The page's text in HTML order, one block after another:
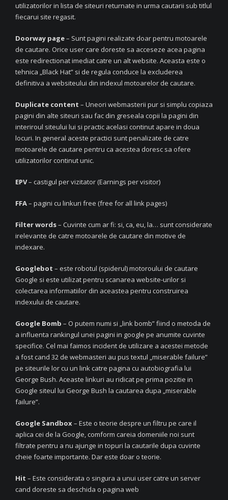
utilizatorilor in lista de siteuri returnate in urma cautarii sub titlul
fiecarui site regasit.
Doorway page– Sunt pagini realizate doar pentru motoarele
de cautare. Orice user care doreste sa acceseze acea pagina
este redirectionat imediat catre un alt website. Aceasta este o
tehnica „Black Hat” si de regula conduce la excluderea
definitiva a websiteului din indexul motoarelor de cautare.
Duplicate content – Uneori webmasterii pur si simplu copiaza
pagini din alte siteuri sau fac din greseala copii la pagini din
interiroul siteului lui si practic acelasi continut apare in doua
locuri. In general aceste practici sunt penalizate de catre
motoarele de cautare pentru ca acestea doresc sa ofere
utilizatorilor continut unic.
EPV– castigul per vizitator (Earnings per visitor)
FFA– pagini cu linkuri free (free for all link pages)
Filter words– Cuvinte cum ar fi: si, ca, eu, la… sunt considerate
irelevante de catre motoarele de cautare din motive de
indexare.
Googlebot – este robotul (spiderul) motoroului de cautare
Google si este utilizat pentru scanarea website-urilor si
colectarea informatiilor din aceastea pentru construirea
indexului de cautare.
Google Bomb – O putem numi si „link bomb” fiind o metoda de
a influenta rankingul unei pagini in google pe anumite cuvinte
specifice. Cel mai faimos incident de utilizare a acestei metode
a fost cand 32 de webmasteri au pus textul „miserable failure”
pe siteurile lor cu un link catre pagina cu autobiografia lui
George Bush. Aceaste linkuri au ridicat pe prima pozitie in
Google siteul lui George Bush la cautarea dupa „miserable
failure”.
Google Sandbox– Este o teorie despre un filtru pe care il
aplica cei de la Google, comform careia domeniile noi sunt
filtrate pentru a nu ajunge in topuri la cautarile dupa cuvinte
cheie foarte importante. Dar este doar o teorie.
Hit – Este considerata o singura a unui user catre un server
cand doreste sa deschida o pagina web